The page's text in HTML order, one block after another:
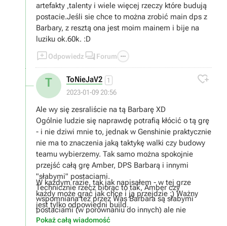
artefakty ,talenty i wiele więcej rzeczy które budują
postacie.Jeśli sie chce to można zrobić main dps z
Barbary, z resztą ona jest moim mainem i bije na
luziku ok.60k. :D
Odpowiedz  Forum 
T ToNieJaV2 1
2023-01-09 20:56

Ale wy się zesraliście na tą Barbarę XD
Ogólnie ludzie się naprawdę potrafią kłócić o tą grę
- i nie dziwi mnie to, jednak w Genshinie praktycznie
nie ma to znaczenia jaką taktykę walki czy budowy
teamu wybierzemy. Tak samo można spokojnie
przejść całą grę Amber, DPS Barbarą i innymi
"słabymi" postaciami.
Technicznie rzecz biorąc to tak, Amber czy
wspomniana też przez Was Barbara są słabymi
postaciami (w porównaniu do innych) ale nie
oznacza to że są całkowicie bezużyteczne. Mają
W każdym razie, tak jak napisałem - w tej grze
każdy może grać jak chce i ją przejdzie :) Ważny
jest tylko odpowiedni build.
Pokaż całą wiadomość